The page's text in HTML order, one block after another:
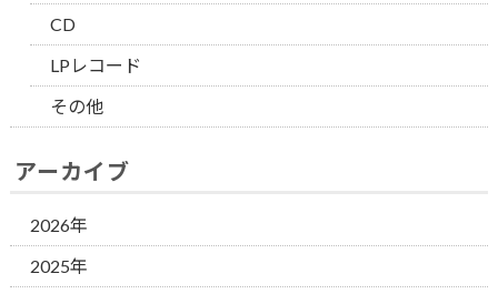
CD
LPレコード
その他
アーカイブ
2026年
2025年